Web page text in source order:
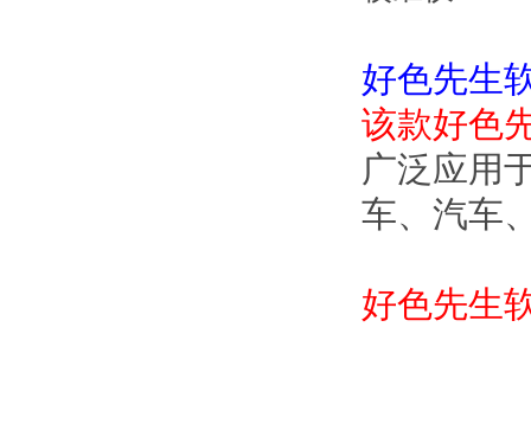
好色先生
该款好色
广泛应用于
车、汽车
好色先生